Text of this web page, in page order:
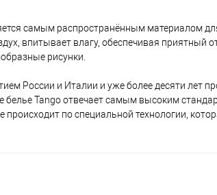
самым распространённым материалом
впитывает влагу, обеспечивая приятный
рисунки.
России и Италии и уже более десяти лет
Tango отвечает самым высоким
по специальной технологии,